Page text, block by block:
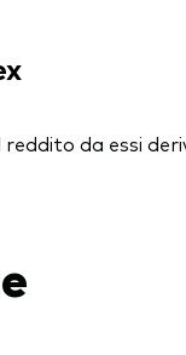
reddito da essi